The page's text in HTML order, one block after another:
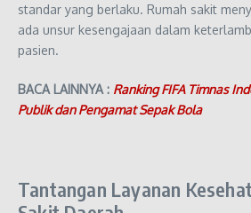
standar yang berlaku. Rumah sakit
ada unsur kesengajaan dalam
pasien.
BACA LAINNYA : Ranking FIFA Timnas
Publik dan Pengamat Sepak Bola
Tantangan Layanan